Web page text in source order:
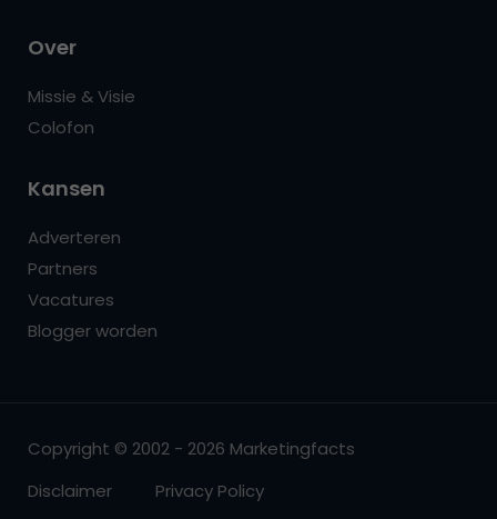
Over
Missie & Visie
Colofon
Kansen
Adverteren
Partners
Vacatures
Blogger worden
Copyright © 2002 - 2026 Marketingfacts
Disclaimer
Privacy Policy